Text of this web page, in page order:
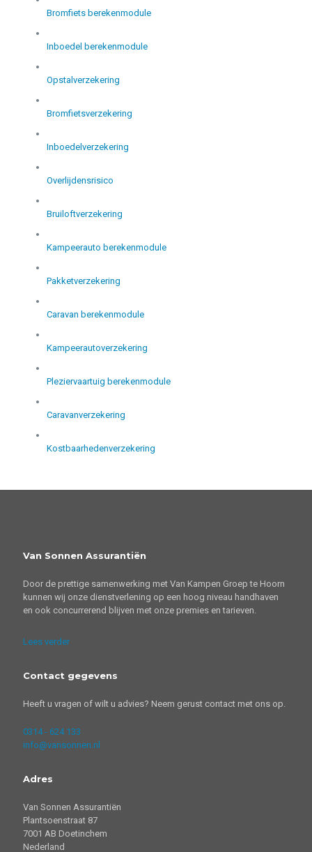
Bromfiets berekenmodule
Inboedel berekenmodule
Opstalverzekering
Bromfietsverzekering
Inboedelverzekering
Overlijdensrisico
Bruiloftverzekering
Kampeerauto berekenmodule
Pakketverzekering
Caravan berekenmodule
Kampeerautoverzekering
Pleziervaartuig berekenmodule
Caravanverzekering
Kostbaarhedenverzekering
Van Sonnen Assurantiën
Door de prettige samenwerking met Van Kampen Groep te Hoorn
kunnen wij onze dienstverlening op een hoog niveau handhaven
en ook concurrerend blijven met onze premies en tarieven.
Lees verder
Contact gegevens
Heeft u vragen of wilt u advies? Neem gerust contact met ons op.
0314 - 624 133
info@vansonnen.nl
Adres
Van Sonnen Assurantiën
Plantsoenstraat 87
7001 AB Doetinchem
Nederland